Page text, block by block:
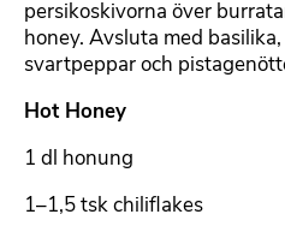
persikoskivorna över
honey. Avsluta med
svartpeppar och
Hot Honey
1 dl honung
1–1,5 tsk chiliflakes